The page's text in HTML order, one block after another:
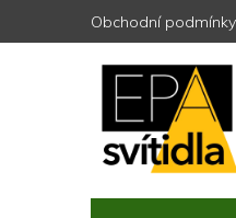
Obchodní podmínky